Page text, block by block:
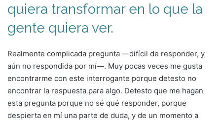
quiera transformar en lo que la
gente quiera ver.
Realmente complicada pregunta —difícil de responder, y
aún no respondida por mí—. Muy pocas veces me gusta
encontrarme con este interrogante porque detesto no
encontrar la respuesta para algo. Detesto que me hagan
esta pregunta porque no sé qué responder, porque
despierta en mí una parte de duda, y de un momento a